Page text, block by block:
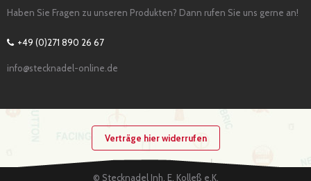
Haben Sie Fragen zu unseren Produkten? Dann rufen Sie uns gerne an!
+49 (0)271 890 26 67
info@stecknadel-online.de
Verträge hier widerrufen
© Stecknadel Inh. E. Kolleß e.K.